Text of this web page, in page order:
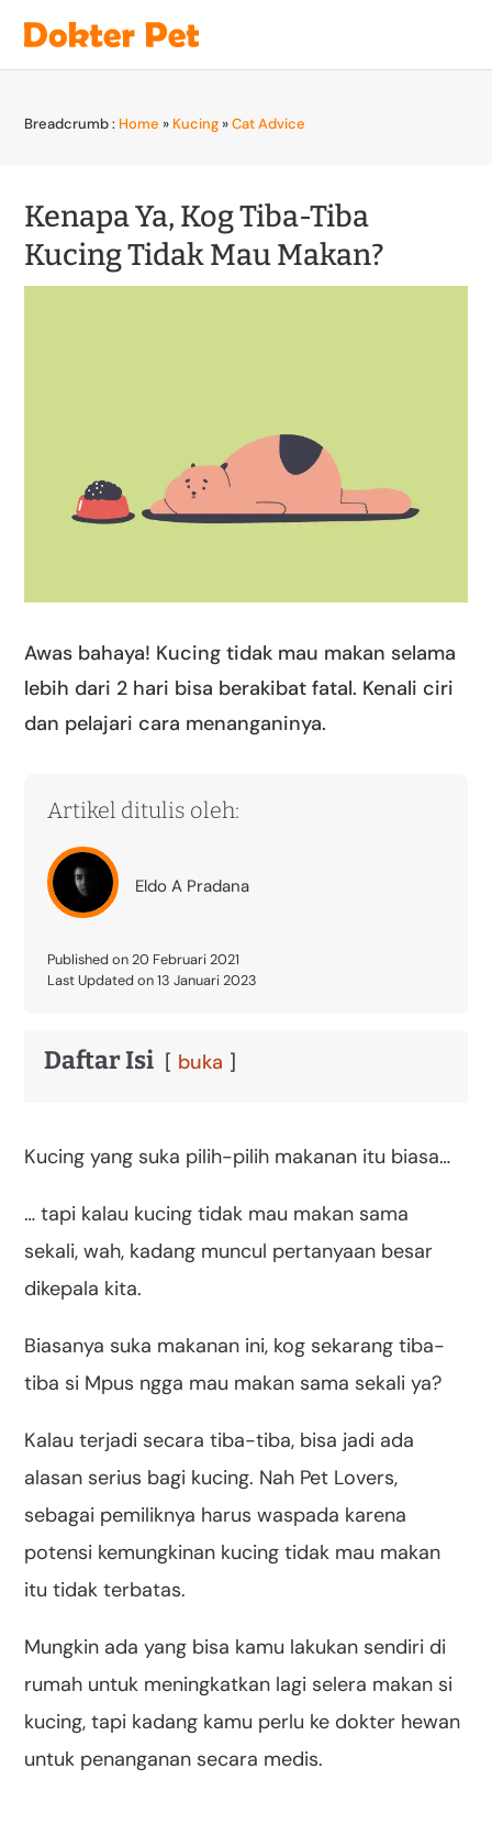
Breadcrumb : Home » Kucing »Cat Advice
Kenapa Ya, Kog Tiba-Tiba
Kucing Tidak Mau Makan?
Awas bahaya! Kucing tidak mau makan selama
lebih dari 2 hari bisa berakibat fatal. Kenali ciri
dan pelajari cara menanganinya.
Artikel ditulis oleh:
Eldo A Pradana
Published on 20 Februari 2021
Last Updated on 13 Januari 2023
Daftar Isi buka
Kucing yang suka pilih-pilih makanan itu biasa…
… tapi kalau kucing tidak mau makan sama
sekali, wah, kadang muncul pertanyaan besar
dikepala kita.
Biasanya suka makanan ini, kog sekarang tiba-
tiba si Mpus ngga mau makan sama sekali ya?
Kalau terjadi secara tiba-tiba, bisa jadi ada
alasan serius bagi kucing. Nah Pet Lovers,
sebagai pemiliknya harus waspada karena
potensi kemungkinan kucing tidak mau makan
itu tidak terbatas.
Mungkin ada yang bisa kamu lakukan sendiri di
rumah untuk meningkatkan lagi selera makan si
kucing, tapi kadang kamu perlu ke dokter hewan
untuk penanganan secara medis.